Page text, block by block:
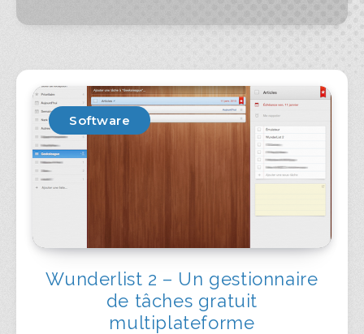
Software
Wunderlist 2 – Un gestionnaire
de tâches gratuit
multiplateforme